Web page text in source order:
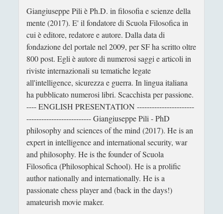
Economia(9)
Filologia(4)
Geopolitica(11)
I percorsi di SF2.0(7)
In edicola (1)
Interviste(70)
Itinerari(14)
Musica(14)
Scacchi(42)
(1)
Segnalazioni(223)
Giangiuseppe Pili è Ph.D. in filosofia e scienze della
mente (2017). E' il fondatore di Scuola Filosofica in
cui è editore, redatore e autore. Dalla data di
fondazione del portale nel 2009, per SF ha scritto oltre
800 post. Egli è autore di numerosi saggi e articoli in
riviste internazionali su tematiche legate
all'intelligence, sicurezza e guerra. In lingua italiana
ha pubblicato numerosi libri. Scacchista per passione.
---- ENGLISH PRESENTATION -----------------------
-------------------------- Giangiuseppe Pili - PhD
philosophy and sciences of the mind (2017). He is an
expert in intelligence and international security, war
and philosophy. He is the founder of Scuola
Filosofica (Philosophical School). He is a prolific
author nationally and internationally. He is a
passionate chess player and (back in the days!)
amateurish movie maker.